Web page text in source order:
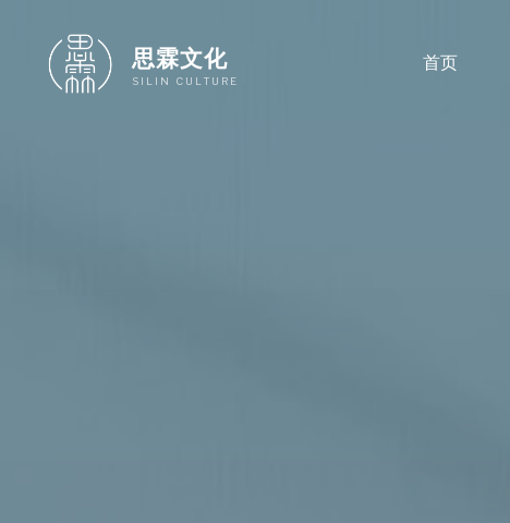
思霖文化
SILIN CULTURE
首页